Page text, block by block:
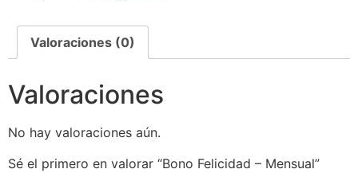
Valoraciones (0)
Valoraciones
No hay valoraciones aún.
Sé el primero en valorar “Bono Felicidad – Mensual”